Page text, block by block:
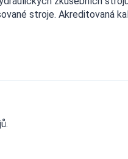
stroje. Akreditovaná